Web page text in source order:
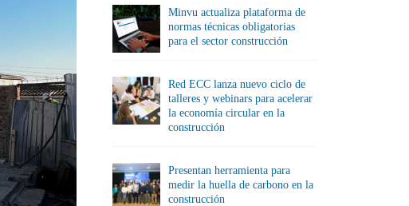
Minvu actualiza plataforma de
normas técnicas obligatorias
para el sector construcción
Red ECC lanza nuevo ciclo de
talleres y webinars para acelerar
la economía circular en la
construcción
Presentan herramienta para
medir la huella de carbono en la
construcción